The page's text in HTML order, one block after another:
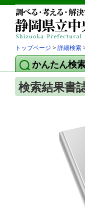
トップページ > 詳細検索
かんたん検
検索結果書